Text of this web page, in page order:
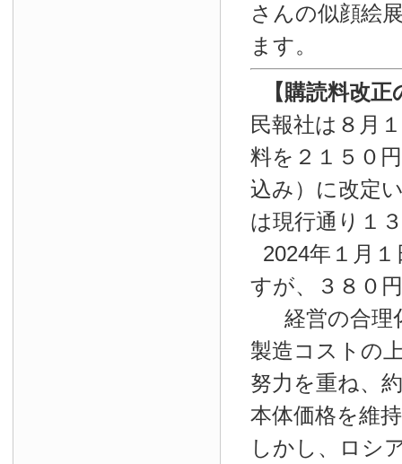
さんの似顔絵
ます。
【購読料改正
民報社は８月
料を２１５０
込み）に改定
は現行通り１
2024年１月１
すが、３８０
経営の合理
製造コストの
努力を重ね、
本体価格を維
しかし、ロシ